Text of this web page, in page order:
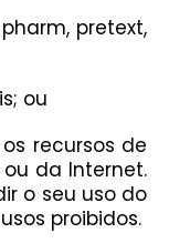
pretext,
ou
recursos de
da Internet.
o seu uso do
proibidos.